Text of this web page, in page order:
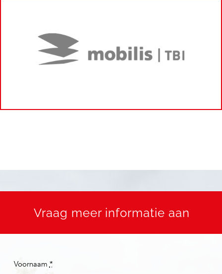
Vraag meer informatie aan
Voornaam *